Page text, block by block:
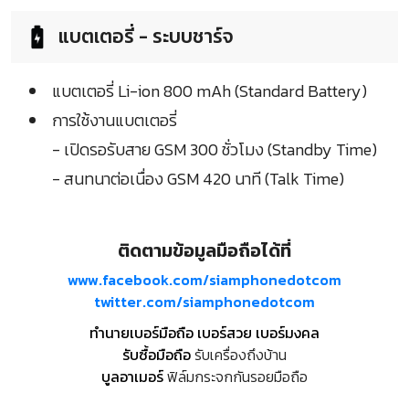
แบตเตอรี่ - ระบบชาร์จ
แบตเตอรี่ Li-ion 800 mAh (Standard Battery)
การใช้งานแบตเตอรี่
- เปิดรอรับสาย GSM 300 ชั่วโมง (Standby Time)
- สนทนาต่อเนื่อง GSM 420 นาที (Talk Time)
ติดตามข้อมูลมือถือได้ที่
www.facebook.com/siamphonedotcom
twitter.com/siamphonedotcom
ทำนายเบอร์มือถือ เบอร์สวย เบอร์มงคล
รับซื้อมือถือรับเครื่องถึงบ้าน
บูลอาเมอร์ฟิล์มกระจกกันรอยมือถือ